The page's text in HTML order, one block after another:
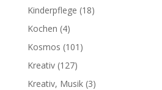
Kinderpflege (18)
Kochen (4)
Kosmos (101)
Kreativ(127)
Kreativ, Musik(3)